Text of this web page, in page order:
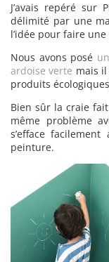
J’avais repéré
délimité par une
l’idée pour faire
Nous avons posé
ardoise verte mais
produits
Bien sûr la craie
même problème
s’efface
peinture.